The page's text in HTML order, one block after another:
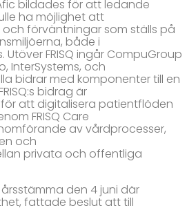
bildades för att ledande
ha möjlighet att
förväntningar som ställs på
både i
FRISQ ingår CompuGroup
InterSystems, och
bidrar med komponenter till en
bidrag är
att digitalisera patientflöden
FRISQ Care
av vårdprocesser,
och
privata och offentliga
årsstämma den 4 juni där
fattade beslut att till